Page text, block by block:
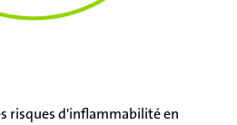
risques d'inflammabilité en